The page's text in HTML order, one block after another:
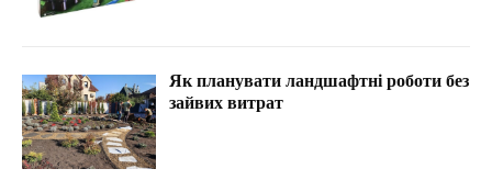
Як планувати ландшафтні роботи без
зайвих витрат